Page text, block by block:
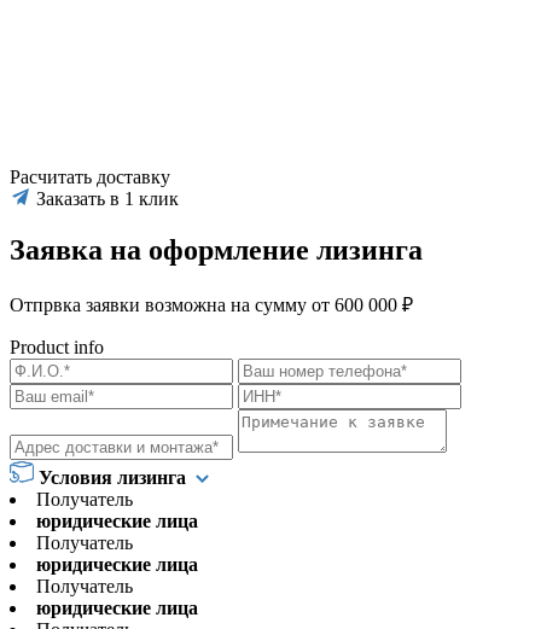
Расчитать доставку
Заказать в 1 клик
Заявка на оформление лизинга
Отпрвка заявки возможна на сумму от 600 000 ₽
Product info
Условия лизинга
Получатель
юридические лица
Получатель
юридические лица
Получатель
юридические лица